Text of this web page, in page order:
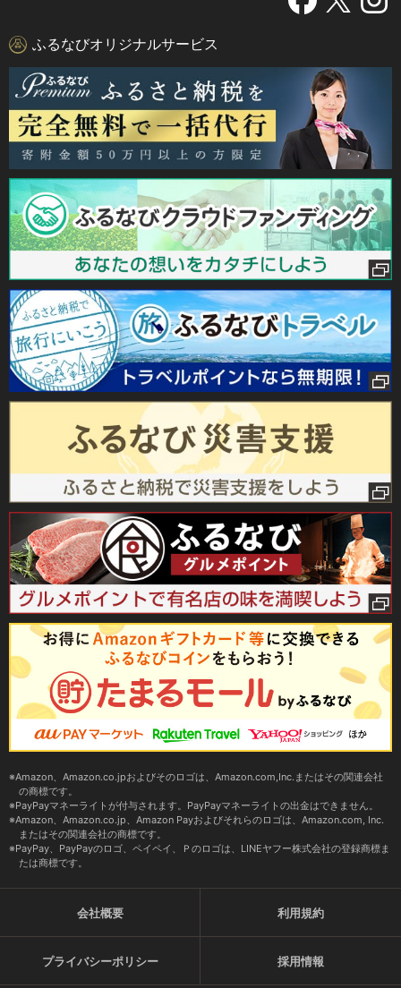
ふるなびオリジナルサービス
Amazon、Amazon.co.jpおよびそのロゴは、Amazon.com,Inc.またはその関連会社
の商標です。
PayPayマネーライトが付与されます。PayPayマネーライトの出金はできません。
Amazon、Amazon.co.jp、Amazon Payおよびそれらのロゴは、Amazon.com, Inc.
またはその関連会社の商標です。
PayPay、PayPayのロゴ、ペイペイ、Ｐのロゴは、LINEヤフー株式会社の登録商標ま
たは商標です。
会社概要 利用規約
プライバシーポリシー 採用情報